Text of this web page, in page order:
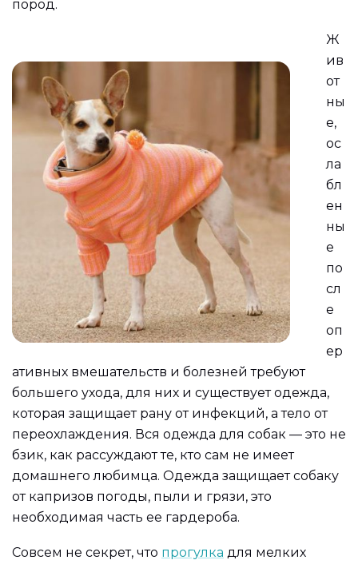
пород.
Ж
ив
от
ны
е,
ос
ла
бл
ен
ны
е
по
сл
е
оп
ер
ативных вмешательств и болезней требуют
большего ухода, для них и существует одежда,
которая защищает рану от инфекций, а тело от
переохлаждения. Вся одежда для собак — это не
бзик, как рассуждают те, кто сам не имеет
домашнего любимца. Одежда защищает собаку
от капризов погоды, пыли и грязи, это
необходимая часть ее гардероба.
Совсем не секрет, что прогулка для мелких